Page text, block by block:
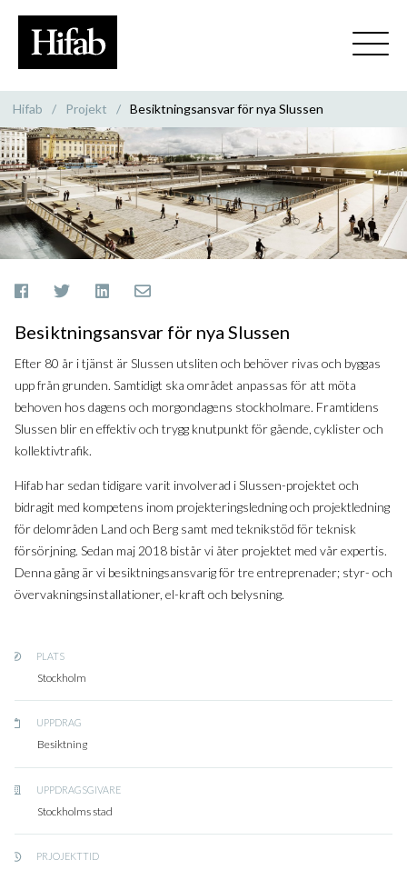
Hifab / Projekt / Besiktningsansvar för nya Slussen
Besiktningsansvar för nya Slussen
Efter 80 år i tjänst är Slussen utsliten och behöver rivas och byggas
upp från grunden. Samtidigt ska området anpassas för att möta
behoven hos dagens och morgondagens stockholmare. Framtidens
Slussen blir en effektiv och trygg knutpunkt för gående, cyklister och
kollektivtrafik.
Hifab har sedan tidigare varit involverad i Slussen-projektet och
bidragit med kompetens inom projekteringsledning och projektledning
för delområden Land och Berg samt med teknikstöd för teknisk
försörjning. Sedan maj 2018 bistår vi åter projektet med vår expertis.
Denna gång är vi besiktningsansvarig för tre entreprenader; styr- och
övervakningsinstallationer, el-kraft och belysning.
PLATS
Stockholm
UPPDRAG
Besiktning
UPPDRAGSGIVARE
Stockholms stad
PRJOJEKTTID